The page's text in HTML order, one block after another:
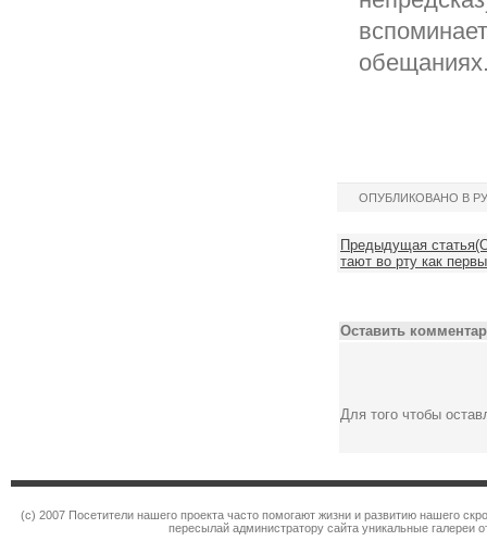
ОПУБЛИКОВАНО В
Предыдущая
тают во рту как
Оставить
Для того чтобы
(c) 2007 Посетители нашего проекта часто помогают жизни и развитию нашего
пересылай администратору сайта уникальные галереи